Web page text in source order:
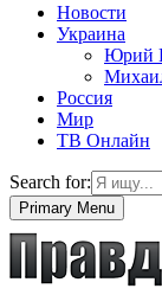
Новости
Украина
Юрий
Россия
Мир
ТВ Онлайн
Search for:
Primary Menu